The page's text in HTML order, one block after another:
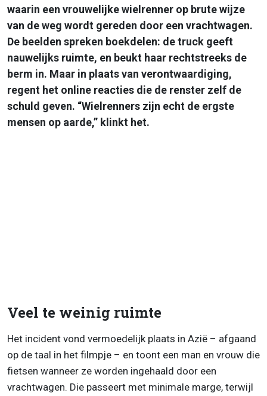
waarin een vrouwelijke wielrenner op brute wijze
van de weg wordt gereden door een vrachtwagen.
De beelden spreken boekdelen: de truck geeft
nauwelijks ruimte, en beukt haar rechtstreeks de
berm in. Maar in plaats van verontwaardiging,
regent het online reacties die de renster zelf de
schuld geven. “Wielrenners zijn echt de ergste
mensen op aarde,” klinkt het.
Veel te weinig ruimte
Het incident vond vermoedelijk plaats in Azië – afgaand
op de taal in het filmpje – en toont een man en vrouw die
fietsen wanneer ze worden ingehaald door een
vrachtwagen. Die passeert met minimale marge, terwijl